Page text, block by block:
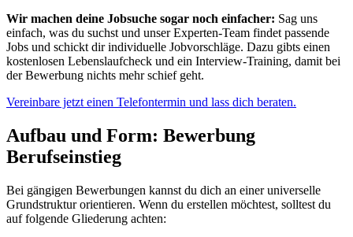
Wir machen deine Jobsuche sogar noch einfacher: Sag uns
einfach, was du suchst und unser Experten-Team findet passende
Jobs und schickt dir individuelle Jobvorschläge. Dazu gibts einen
kostenlosen Lebenslaufcheck und ein Interview-Training, damit bei
der Bewerbung nichts mehr schief geht.
Vereinbare jetzt einen Telefontermin und lass dich beraten.
Aufbau und Form: Bewerbung
Berufseinstieg
Bei gängigen Bewerbungen kannst du dich an einer universelle
Grundstruktur orientieren. Wenn du erstellen möchtest, solltest du
auf folgende Gliederung achten: